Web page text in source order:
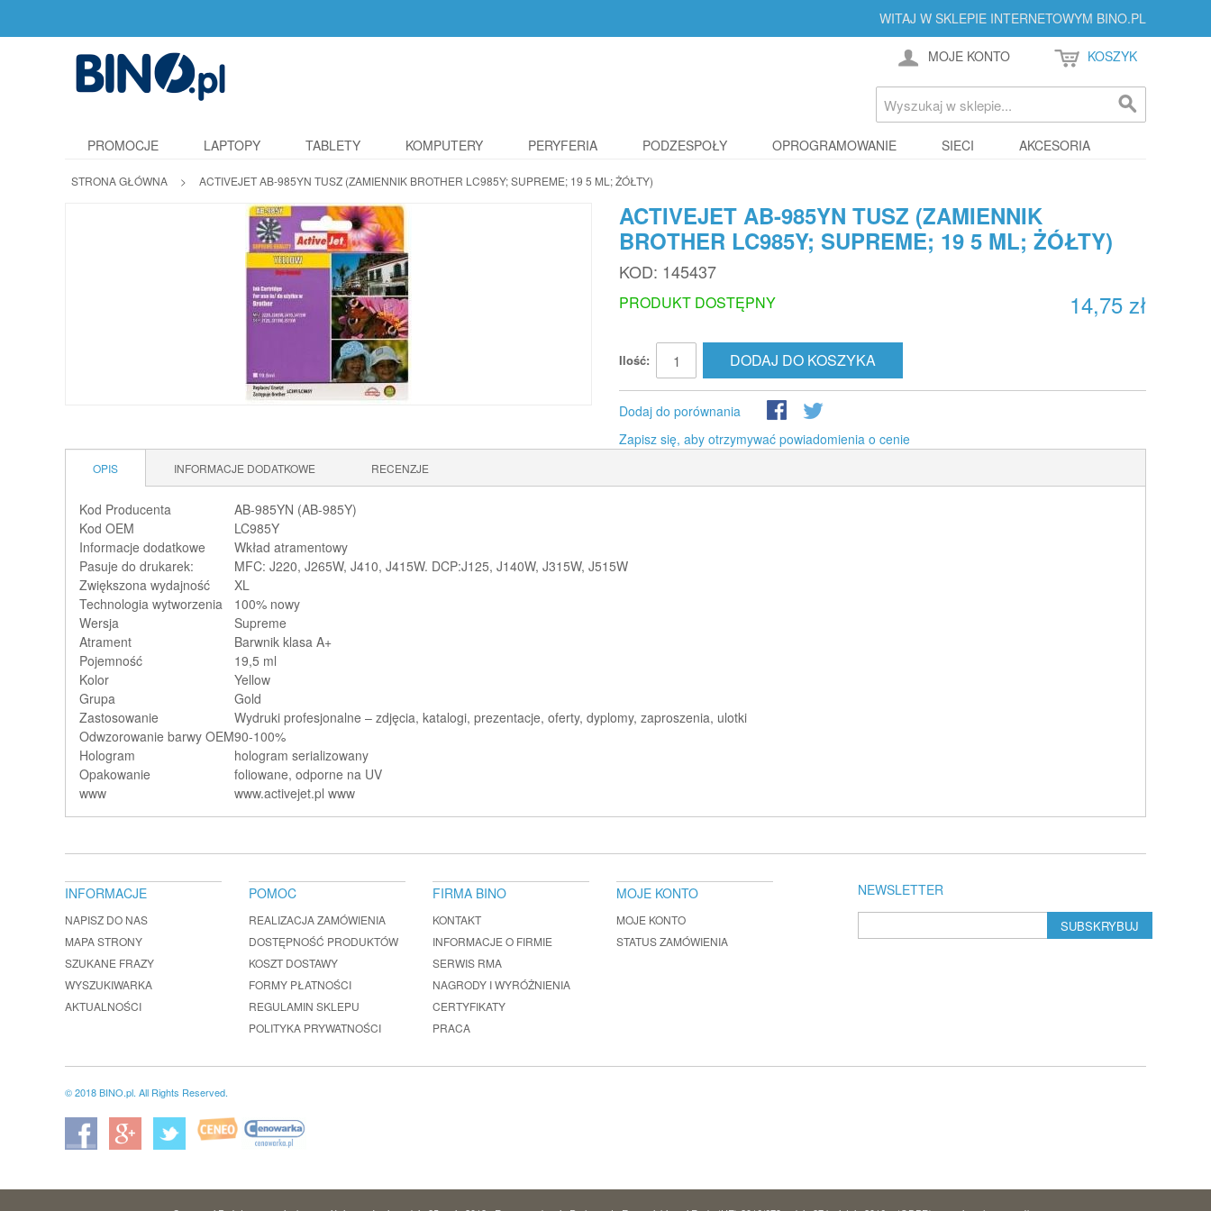
WITAJ W SKLEPIE INTERNETOWYM BINO.PL
MOJE KONTO KOSZYK
PROMOCJE LAPTOPY TABLETY KOMPUTERY PERYFERIA PODZESPOŁY OPROGRAMOWANIE SIECI AKCESORIA
STRONA GŁÓWNA > ACTIVEJET AB-985YN TUSZ (ZAMIENNIK BROTHER LC985Y; SUPREME; 19 5 ML; ŻÓŁTY)
ACTIVEJET AB-985YN TUSZ (ZAMIENNIK
BROTHER LC985Y; SUPREME; 19 5 ML; ŻÓŁTY)
KOD: 145437
14,75 zł
PRODUKT DOSTĘPNY
Ilość: DODAJ DO KOSZYKA
Dodaj do porównania
Zapisz się, aby otrzymywać powiadomienia o cenie
OPIS INFORMACJE DODATKOWE RECENZJE
Kod Producenta
AB-985YN (AB-985Y)
Kod OEM
LC985Y
Informacje dodatkowe
Wkład atramentowy
Pasuje do drukarek:
MFC: J220, J265W, J410, J415W. DCP:J125, J140W, J315W, J515W
Zwiększona wydajność
XL
Technologia wytworzenia
100% nowy
Wersja
Supreme
Atrament
Barwnik klasa A+
Pojemność
19,5 ml
Kolor
Yellow
Grupa
Gold
Zastosowanie
Wydruki profesjonalne – zdjęcia, katalogi, prezentacje, oferty, dyplomy, zaproszenia, ulotki
Odwzorowanie barwy OEM90-100%
Hologram
hologram serializowany
Opakowanie
foliowane, odporne na UV
www
www.activejet.pl www
NEWSLETTER
SUBSKRYBUJ
INFORMACJE
NAPISZ DO NAS
MAPA STRONY
SZUKANE FRAZY
WYSZUKIWARKA
AKTUALNOŚCI
POMOC
REALIZACJA ZAMÓWIENIA
DOSTĘPNOŚĆ PRODUKTÓW
KOSZT DOSTAWY
FORMY PŁATNOŚCI
REGULAMIN SKLEPU
POLITYKA PRYWATNOŚCI
FIRMA BINO
KONTAKT
INFORMACJE O FIRMIE
SERWIS RMA
NAGRODY I WYRÓŻNIENIA
CERTYFIKATY
PRACA
MOJE KONTO
MOJE KONTO
STATUS ZAMÓWIENIA
© 2018 BINO.pl. All Rights Reserved.